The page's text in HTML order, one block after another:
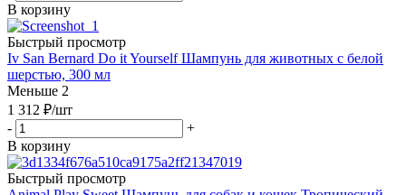
В корзину
Быстрый просмотр
Iv San Bernard Do it Yourself Шампунь для животных с белой
шерстью, 300 мл
Меньше 2
1 312 ₽/шт
-
+
В корзину
Быстрый просмотр